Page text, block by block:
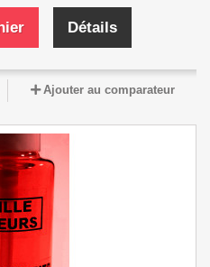
Détails
Ajouter au comparateur